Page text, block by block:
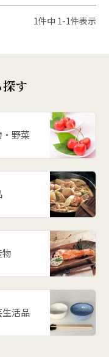
1件中 1-1件表示
す
野菜
生活品